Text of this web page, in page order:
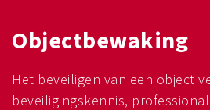
Objectbewaking
Het beveiligen van een object
beveiligingskennis,